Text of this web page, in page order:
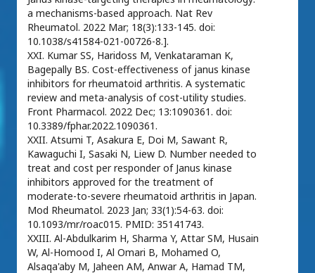
a mechanisms-based approach. Nat Rev
Rheumatol. 2022 Mar; 18(3):133-145. doi:
10.1038/s41584-021-00726-8.].
XXI. Kumar SS, Haridoss M, Venkataraman K,
Bagepally BS. Cost-effectiveness of janus kinase
inhibitors for rheumatoid arthritis. A systematic
review and meta-analysis of cost-utility studies.
Front Pharmacol. 2022 Dec; 13:1090361. doi:
10.3389/fphar.2022.1090361.
XXII. Atsumi T, Asakura E, Doi M, Sawant R,
Kawaguchi I, Sasaki N, Liew D. Number needed to
treat and cost per responder of Janus kinase
inhibitors approved for the treatment of
moderate-to-severe rheumatoid arthritis in Japan.
Mod Rheumatol. 2023 Jan; 33(1):54-63. doi:
10.1093/mr/roac015. PMID: 35141743.
XXIII. Al-Abdulkarim H, Sharma Y, Attar SM, Husain
W, Al-Homood I, Al Omari B, Mohamed O,
Alsaqa'aby M, Jaheen AM, Anwar A, Hamad TM,